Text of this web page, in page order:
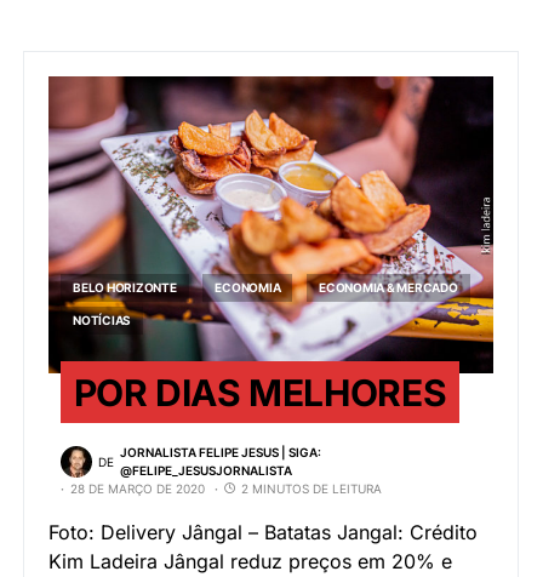
BELO HORIZONTE ECONOMIA ECONOMIA & MERCADO
NOTÍCIAS
POR DIAS MELHORES
DE
JORNALISTA FELIPE JESUS | SIGA:
@FELIPE_JESUSJORNALISTA
28 DE MARÇO DE 2020
2 MINUTOS DE LEITURA
Foto: Delivery Jângal – Batatas Jangal: Crédito
Kim Ladeira Jângal reduz preços em 20% e